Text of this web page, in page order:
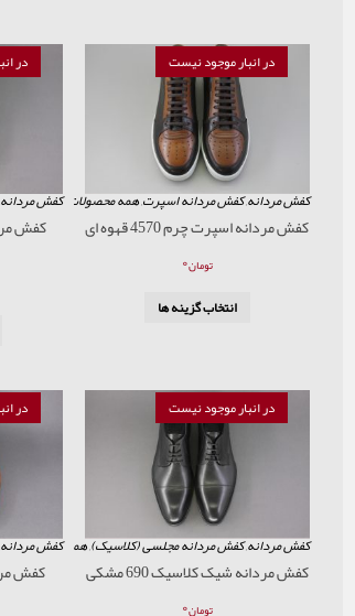
در انبار موجود نیست
کفش مردانه,کفش مردانه اسپرت,همه محصولات
کفش مردانه اسپرت چرم 4570 قهوه ای
تومان۰
انتخاب گزینه ها
در
کفش مردانه
در انبار موجود نیست
کفش مردانه,کفش مردانه مجلسی (کلاسیک),همه محصولات
کفش مردانه شیک کلاسیک 690 مشکی
تومان۰
در
کفش مردانه